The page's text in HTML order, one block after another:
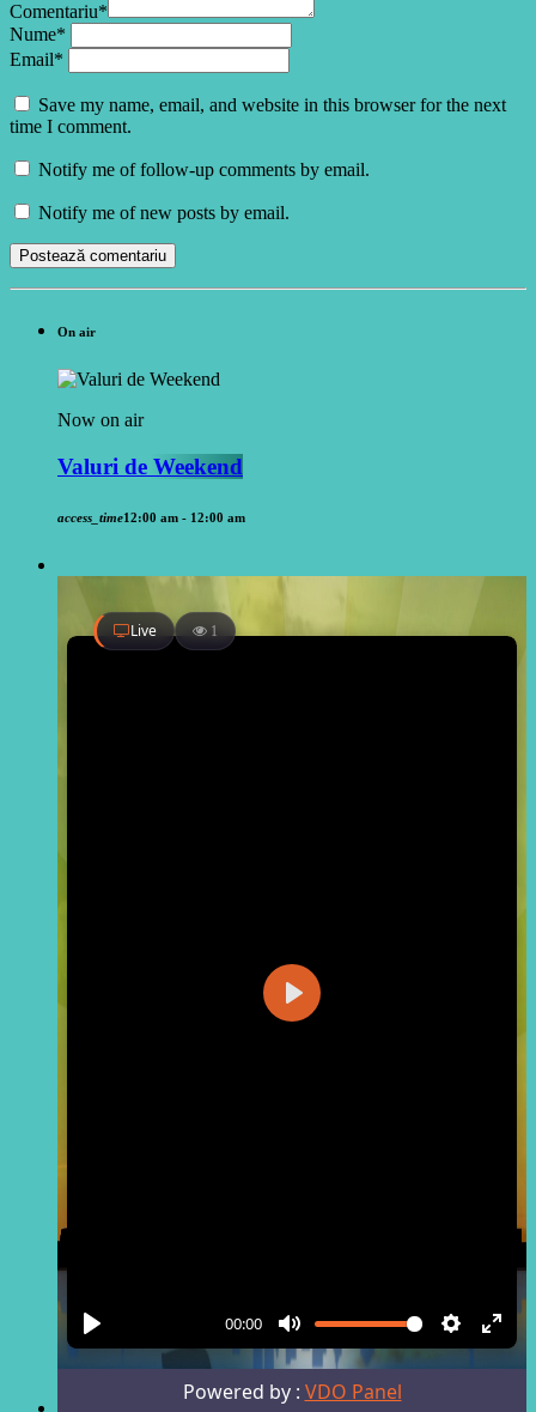
Comentariu*
Nume*
Email*
Save my name, email, and website in this browser for the next
time I comment.
Notify me of follow-up comments by email.
Notify me of new posts by email.
On air
Now on air
Valuri de Weekend
access_time12:00 am - 12:00 am